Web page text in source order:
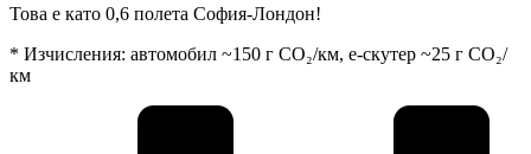
Това е като 0,6 полета София-Лондон!
* Изчисления: автомобил ~150 г CO₂/км, е-скутер ~25 г CO₂/
км